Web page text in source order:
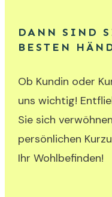
DANN SIND
BESTEN
Ob Kundin oder
uns wichtig!
Sie sich
persönlichen
Ihr Wohlbefinden!